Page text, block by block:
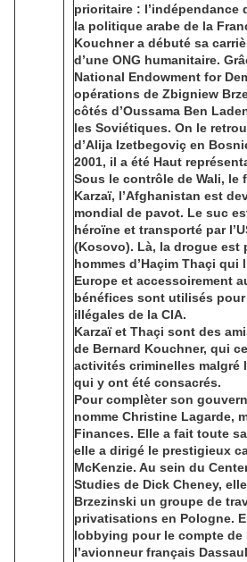
prioritaire :
la politique arabe de la
Kouchner a débuté sa
d’une ONG humanitaire.
National Endowment for
opérations de Zbigniew
côtés d’Oussama Ben
les Soviétiques. On le
d’Alija Izetbegoviç en
2001, il a été Haut
Sous le contrôle de Wali, le
Karzaï, l’Afghanistan est
mondial de pavot. Le suc
héroïne et transporté par
(Kosovo). Là, la drogue est
hommes d’Haçim Thaçi
Europe et accessoirement
bénéfices sont utilisés
illégales de la CIA.
Karzaï et Thaçi sont des
de Bernard Kouchner, qui
activités criminelles malgré
qui y ont été consacrés.
Pour complèter son
nomme Christine Lagarde,
Finances. Elle a fait toute
elle a dirigé le prestigieux
McKenzie. Au sein du
Studies de Dick Cheney,
Brzezinski un groupe de
privatisations en Pologne.
lobbying pour le compte
l’avionneur français